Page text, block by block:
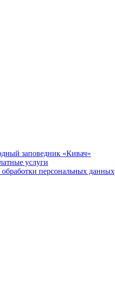
заповедник «Кивач»
услуги
персональных данных